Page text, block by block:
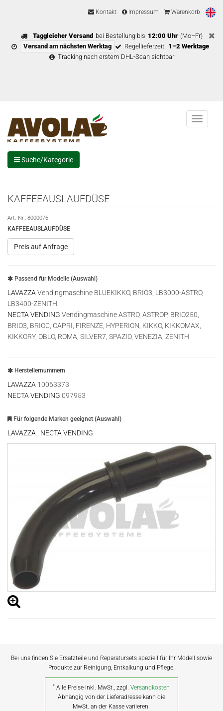
Kontakt Impressum Warenkorb
Taggleicher Versand bei Bestellung bis 12:00 Uhr (Mo–Fr)
Versand am nächsten Werktag
Regellieferzeit: 1–2 Werktage
Tracking nach erstem DHL-Scan sichtbar
Menu
Suche/Kategorie
KAFFEEAUSLAUFDÜSE
Art.-Nr.: 8000076
KAFFEEAUSLAUFDÜSE
Preis auf Anfrage
Passend für Modelle (Auswahl)
LAVAZZA Vendingmaschine BLUEKIKKO, BRIO3, LB3000-ASTRO,
LB3400-ZENITH
NECTA VENDING Vendingmaschine ASTRO, ASTROP, BRIO250,
BRIO3, BRIOC, CAPRI, FIRENZE, HYPERION, KIKKO, KIKKOMAX,
KIKKORY, OBLO, ROMA, SILVER7, SPAZIO, VENEZIA, ZENITH
Herstellernummern
LAVAZZA 10063373
NECTA VENDING 097953
Für folgende Marken geeignet (Auswahl)
LAVAZZA NECTA VENDING
Bei uns finden Sie Ersatzteile und Reparatursets speziell für Ihr Modell sowie
Produkte zur Reinigung, Entkalkung und Pflege.
* Alle Preise inkl. MwSt., zzgl.Versandkosten
Abhängig von der Lieferadresse kann die
MwSt. an der Kasse variieren.